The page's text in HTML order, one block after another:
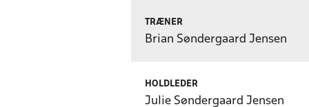
TRÆNER
Brian Søndergaard Jensen
HOLDLEDER
Julie Søndergaard Jensen